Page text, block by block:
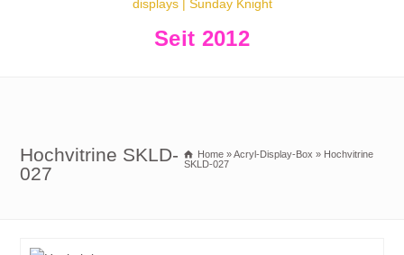
Seit 2012
Hochvitrine SKLD-
027
Home »Acryl-Display-Box » Hochvitrine
SKLD-027